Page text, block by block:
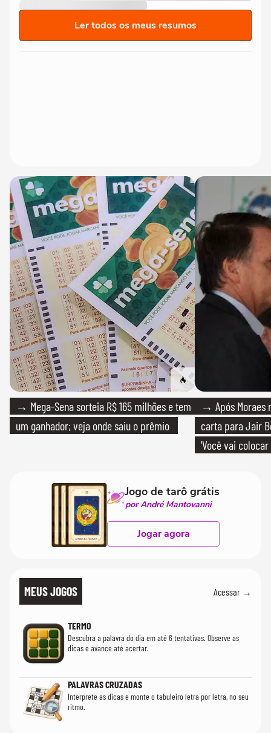
Ler todos os meus resumos
→ Mega-Sena sorteia R$ 165 milhões e tem
um ganhador; veja onde saiu o prêmio
→ Após Moraes
carta para Jair
'Você vai
Jogo de tarô grátis
por André Mantovanni
Jogar agora
MEUS JOGOS Acessar →
TERMO
Descubra a palavra do dia em até 6 tentativas. Observe as
dicas e avance até acertar.
PALAVRAS CRUZADAS
Interprete as dicas e monte o tabuleiro letra por letra, no seu
ritmo.